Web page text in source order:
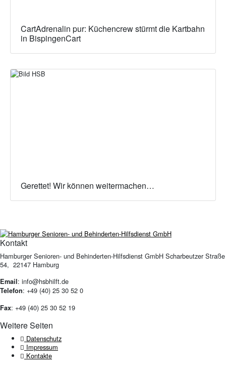
CartAdrenalin pur: Küchencrew stürmt die Kartbahn
in BispingenCart
Gerettet! Wir können weitermachen…
Kontakt
Hamburger Senioren- und Behinderten-Hilfsdienst GmbH Scharbeutzer Straße
54, 22147 Hamburg
Email: info@hsbhilft.de
Telefon: +49 (40) 25 30 52 0
Fax: +49 (40) 25 30 52 19
Weitere Seiten
Datenschutz
Impressum
Kontakte